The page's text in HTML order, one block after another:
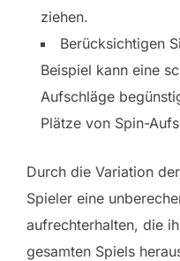
ziehen.
Berücksichtigen
Beispiel kann eine
Aufschläge
Plätze von Spin-
Durch die Variation
Spieler eine
aufrechterhalten, die
gesamten Spiels